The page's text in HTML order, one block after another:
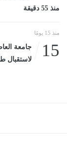
منذ 55 دقيقة
منذ 15 يومًا
15
جامعة
لاستقبال